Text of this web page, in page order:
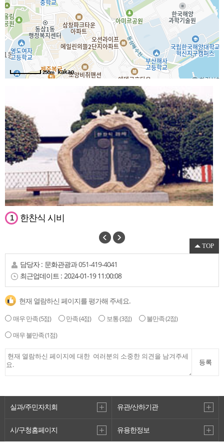
250m
1 한찬식 시비
2 의지의 꽃길 기념비
TOP
담당자 : 문화관광과051-419-4041
최근업데이트 : 2024-01-19 11:00:08
현재 열람하신 페이지를 평가해 주세요.
매우 만족(5점) 만족(4점) 보통(3점) 불만족(2점)
매우 불만족(1점)
등록
실과/주민자치회 유관/산하기관
시/구청홈페이지 유용한정보